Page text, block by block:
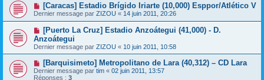
[Caracas] Estadio Brígido Iriarte (10,000) Esppor/Atlético V
Dernier message par ZIZOU « 14 juin 2011, 20:26
[Puerto La Cruz] Estadio Anzoátegui (41,000) - D.
Anzoátegui
Dernier message par ZIZOU « 10 juin 2011, 10:58
[Barquisimeto] Metropolitano de Lara (40,312) – CD Lara
Dernier message par tim « 02 juin 2011, 13:57
Réponses : 3